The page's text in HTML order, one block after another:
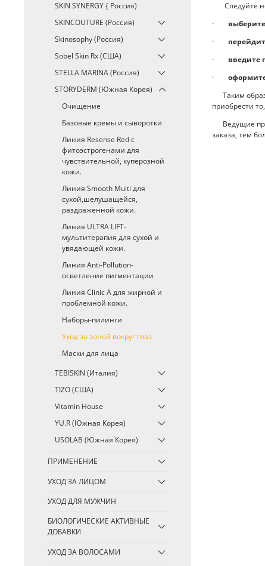
Следуйте
·
·
· введите
·
Таким
приобрести
Ведущие
заказа, тем
SKIN SYNERGY { Россия)
SKINCOUTURE (Россия)
Skinosophy (Россия)
Sobel Skin Rx (США)
STELLA MARINA (Россия)
STORYDERM (Южная Корея)
Очищение
Базовые кремы и сыворотки
Линия Resense Red с
фитоэстрогенами для
чувствительной, куперозной
кожи.
Линия Smooth Multi для
сухой,шелушащейся,
раздраженной кожи.
Линия ULTRA LIFT-
мультитерапия для сухой и
увядающей кожи.
Линия Anti-Pollution-
осветление пигментации
Линия Clinic A для жирной и
проблемной кожи.
Наборы-пилинги
Уход за зоной вокруг глаз
Маски для лица
TEBISKIN (Италия)
TIZO (США)
Vitamin House
YU.R (Южная Корея)
USOLAB (Южная Корея)
ПРИМЕНЕНИЕ
УХОД ЗА ЛИЦОМ
УХОД ДЛЯ МУЖЧИН
БИОЛОГИЧЕСКИЕ АКТИВНЫЕ
ДОБАВКИ
УХОД ЗА ВОЛОСАМИ